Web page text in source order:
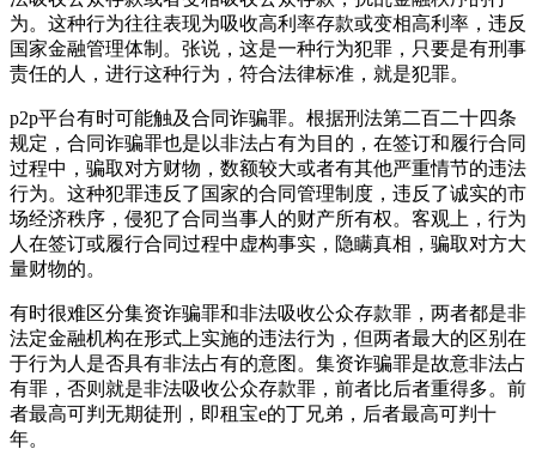
为。这种行为往往表现为吸收高利率存款或变相高利率，违反
国家金融管理体制。张说，这是一种行为犯罪，只要是有刑事
责任的人，进行这种行为，符合法律标准，就是犯罪。
p2p平台有时可能触及合同诈骗罪。根据刑法第二百二十四条
规定，合同诈骗罪也是以非法占有为目的，在签订和履行合同
过程中，骗取对方财物，数额较大或者有其他严重情节的违法
行为。这种犯罪违反了国家的合同管理制度，违反了诚实的市
场经济秩序，侵犯了合同当事人的财产所有权。客观上，行为
人在签订或履行合同过程中虚构事实，隐瞒真相，骗取对方大
量财物的。
有时很难区分集资诈骗罪和非法吸收公众存款罪，两者都是非
法定金融机构在形式上实施的违法行为，但两者最大的区别在
于行为人是否具有非法占有的意图。集资诈骗罪是故意非法占
有罪，否则就是非法吸收公众存款罪，前者比后者重得多。前
者最高可判无期徒刑，即租宝e的丁兄弟，后者最高可判十
年。